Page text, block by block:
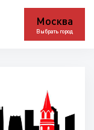
Москва
Выбрать город